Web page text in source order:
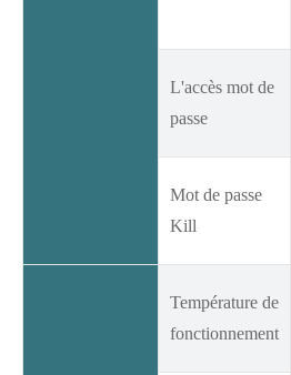
L'accès mot de
passe
Mot de passe
Kill
Température de
fonctionnement